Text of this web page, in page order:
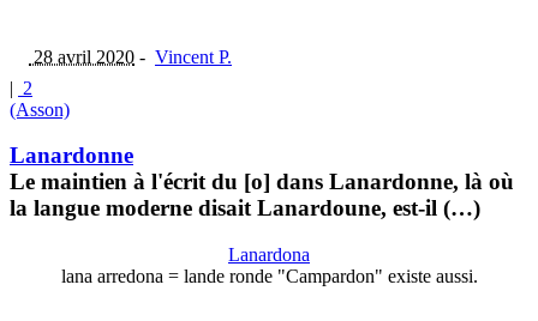
28 avril 2020 - Vincent P.
| 2
(Asson)
Lanardonne
Le maintien à l'écrit du [o] dans Lanardonne, là où
la langue moderne disait Lanardoune, est-il (…)
Lanardona
lana arredona = lande ronde "Campardon" existe aussi.